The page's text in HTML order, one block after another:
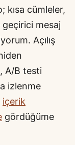
kısa cümleler,
mesaj
Açılış
A/B testi
izlenme
içerik
gördüğüme